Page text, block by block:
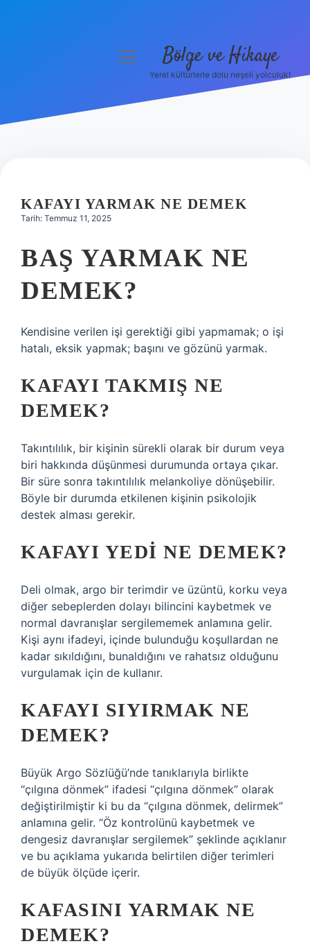
Hakkımızda
menüyü
Bölge ve Hikaye
Yerel kültürlerle dolu neşeli yolculuk!
KAFAYI YARMAK NE DEMEK
Tarih: Temmuz 11, 2025
BAŞ YARMAK NE
DEMEK?
Kendisine verilen işi gerektiği gibi yapmamak; o işi
hatalı, eksik yapmak; başını ve gözünü yarmak.
KAFAYI TAKMIŞ NE
DEMEK?
Takıntılılık, bir kişinin sürekli olarak bir durum veya
biri hakkında düşünmesi durumunda ortaya çıkar.
Bir süre sonra takıntılılık melankoliye dönüşebilir.
Böyle bir durumda etkilenen kişinin psikolojik
destek alması gerekir.
KAFAYI YEDI NE DEMEK?
Deli olmak, argo bir terimdir ve üzüntü, korku veya
diğer sebeplerden dolayı bilincini kaybetmek ve
normal davranışlar sergilememek anlamına gelir.
Kişi aynı ifadeyi, içinde bulunduğu koşullardan ne
kadar sıkıldığını, bunaldığını ve rahatsız olduğunu
vurgulamak için de kullanır.
KAFAYI SIYIRMAK NE
DEMEK?
Büyük Argo Sözlüğü’nde tanıklarıyla birlikte
“çılgına dönmek” ifadesi “çılgına dönmek” olarak
değiştirilmiştir ki bu da “çılgına dönmek, delirmek”
anlamına gelir. “Öz kontrolünü kaybetmek ve
dengesiz davranışlar sergilemek” şeklinde açıklanır
ve bu açıklama yukarıda belirtilen diğer terimleri
de büyük ölçüde içerir.
KAFASINI YARMAK NE
DEMEK?